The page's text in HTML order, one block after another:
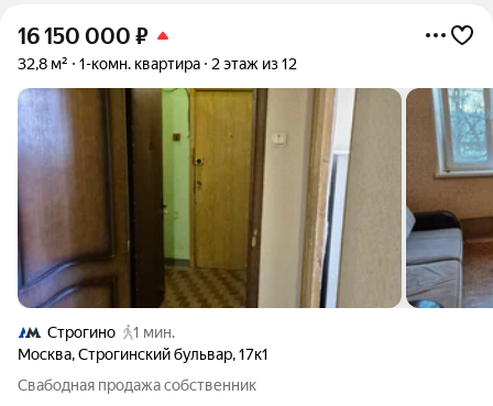
16 150 000 ₽
32,8 м² 1-комн. квартира 2 этаж из 12
Строгино
1 мин.
Москва,Строгинский бульвар,17к1
Свабодная продажа собственник